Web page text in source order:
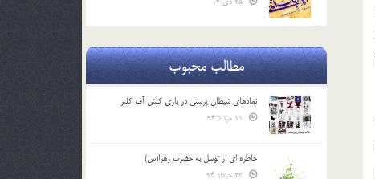
مطالب محبوب
نمادهای شیطان پرستی در بازی کلش آف کلنز
خاطره ای از توسل به حضرت زهرا(س)